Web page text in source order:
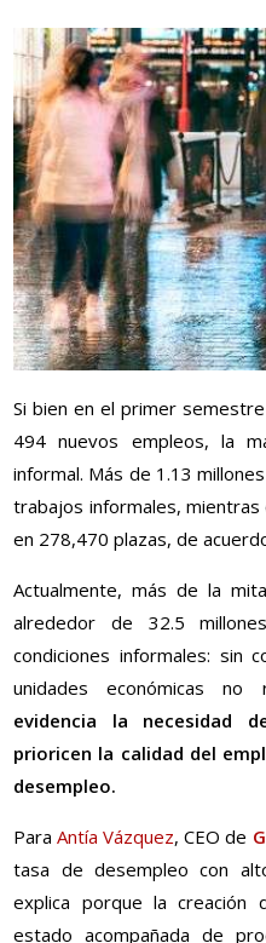
Si bien en el primer
494 nuevos empleos, la
informal. Más de 1.13
trabajos informales,
en 278,470 plazas, de
Actualmente, más de la
alrededor de 32.5
condiciones informales: sin
unidades económicas no
evidencia la necesidad
prioricen la calidad del
desempleo.
ParaAntía Vázquez, CEO de
tasa de desempleo con
explica porque la
estado acompañada de